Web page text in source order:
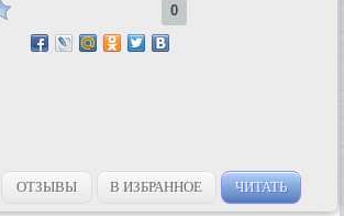
0
ОТЗЫВЫ В ИЗБРАННОЕ ЧИТАТЬ